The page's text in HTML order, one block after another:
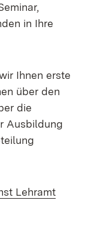
in Ihre
Ihnen erste
über den
die
Ausbildung
Lehramt